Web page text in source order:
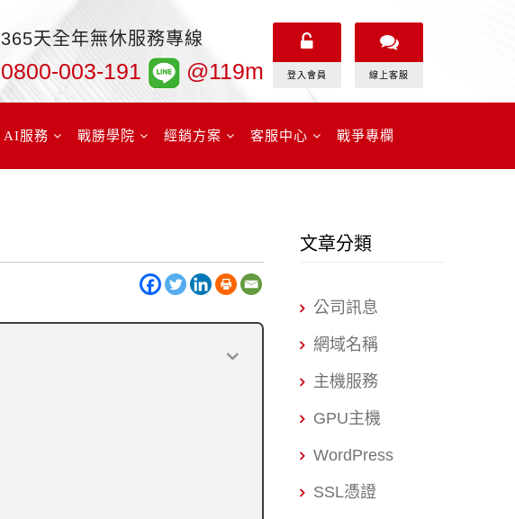
365天全年無休服務專線
0800-003-191 @119m 登入會員 線上客服
AI服務 戰勝學院 經銷方案 客服中心 戰爭專欄
文章分類
公司訊息
網域名稱
主機服務
GPU主機
WordPress
SSL憑證